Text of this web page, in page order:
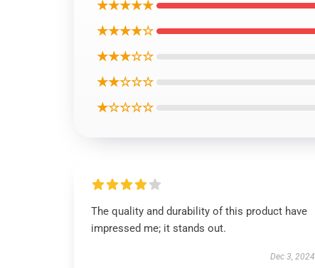
★★★★★
★★★★☆
★★★☆☆
★★☆☆☆
★☆☆☆☆
The quality and durability of this product have
impressed me; it stands out.
Dec 3, 2024